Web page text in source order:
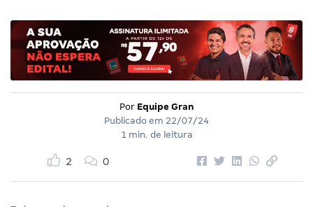
Por Equipe Gran
Publicado em 22/07/24
1 min. de leitura
2 0